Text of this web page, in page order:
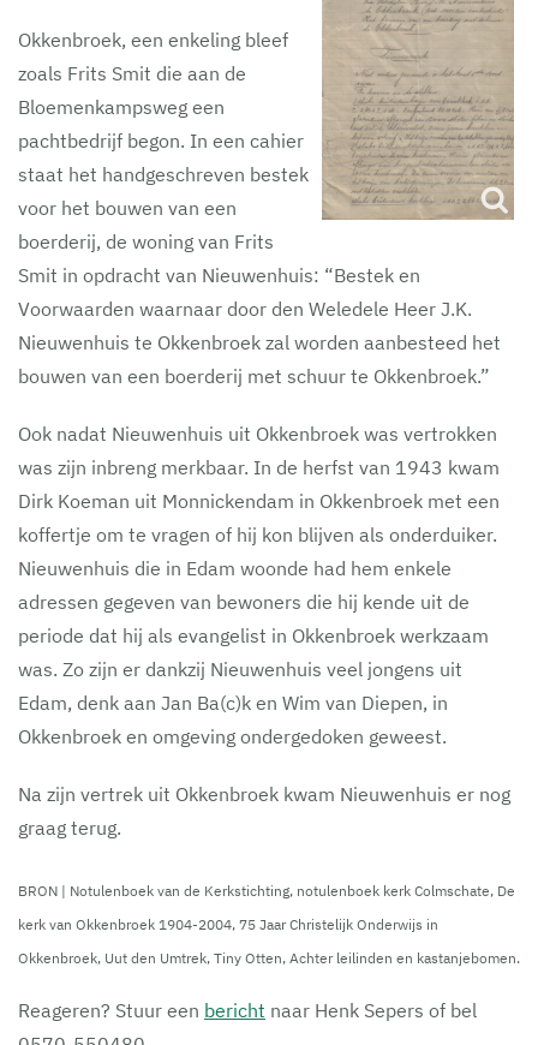
Okkenbroek, een enkeling bleef
zoals Frits Smit die aan de
Bloemenkampsweg een
pachtbedrijf begon. In een cahier
staat het handgeschreven bestek
voor het bouwen van een
boerderij, de woning van Frits
Smit in opdracht van Nieuwenhuis: “Bestek en
Voorwaarden waarnaar door den Weledele Heer J.K.
Nieuwenhuis te Okkenbroek zal worden aanbesteed het
bouwen van een boerderij met schuur te Okkenbroek.”
Ook nadat Nieuwenhuis uit Okkenbroek was vertrokken
was zijn inbreng merkbaar. In de herfst van 1943 kwam
Dirk Koeman uit Monnickendam in Okkenbroek met een
koffertje om te vragen of hij kon blijven als onderduiker.
Nieuwenhuis die in Edam woonde had hem enkele
adressen gegeven van bewoners die hij kende uit de
periode dat hij als evangelist in Okkenbroek werkzaam
was. Zo zijn er dankzij Nieuwenhuis veel jongens uit
Edam, denk aan Jan Ba(c)k en Wim van Diepen, in
Okkenbroek en omgeving ondergedoken geweest.
Na zijn vertrek uit Okkenbroek kwam Nieuwenhuis er nog
graag terug.
BRON | Notulenboek van de Kerkstichting, notulenboek kerk Colmschate, De
kerk van Okkenbroek 1904-2004, 75 Jaar Christelijk Onderwijs in
Okkenbroek, Uut den Umtrek, Tiny Otten, Achter leilinden en kastanjebomen.
Reageren? Stuur een bericht naar Henk Sepers of bel